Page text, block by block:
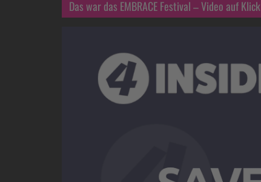
Das war das EMBRACE Festival – Video auf Klick